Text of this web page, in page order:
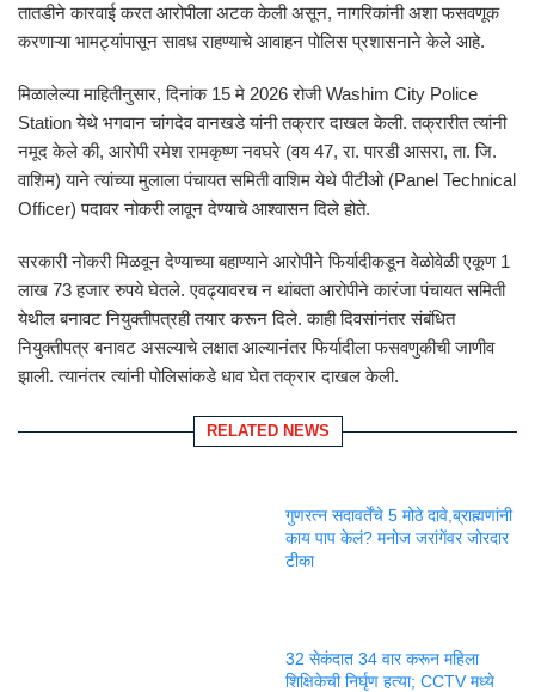
तातडीने कारवाई करत आरोपीला अटक केली असून, नागरिकांनी अशा फसवणूक
करणाऱ्या भामट्यांपासून सावध राहण्याचे आवाहन पोलिस प्रशासनाने केले आहे.
मिळालेल्या माहितीनुसार, दिनांक 15 मे 2026 रोजीWashim City Police
Stationयेथे भगवान चांगदेव वानखडे यांनी तक्रार दाखल केली. तक्रारीत त्यांनी
नमूद केले की, आरोपी रमेश रामकृष्ण नवघरे (वय 47, रा. पारडी आसरा, ता. जि.
वाशिम) याने त्यांच्या मुलाला पंचायत समिती वाशिम येथे पीटीओ (Panel Technical
Officer) पदावर नोकरी लावून देण्याचे आश्वासन दिले होते.
सरकारी नोकरी मिळवून देण्याच्या बहाण्याने आरोपीने फिर्यादीकडून वेळोवेळी एकूण 1
लाख 73 हजार रुपये घेतले. एवढ्यावरच न थांबता आरोपीने कारंजा पंचायत समिती
येथील बनावट नियुक्तीपत्रही तयार करून दिले. काही दिवसांनंतर संबंधित
नियुक्तीपत्र बनावट असल्याचे लक्षात आल्यानंतर फिर्यादीला फसवणुकीची जाणीव
झाली. त्यानंतर त्यांनी पोलिसांकडे धाव घेत तक्रार दाखल केली.
RELATED NEWS
गुणरत्न सदावर्तेंचे 5 मोठे दावे,ब्राह्मणांनी
काय पाप केलं? मनोज जरांगेंवर जोरदार
टीका
32 सेकंदात 34 वार करून महिला
शिक्षिकेची निर्घृण हत्या; CCTV मध्ये